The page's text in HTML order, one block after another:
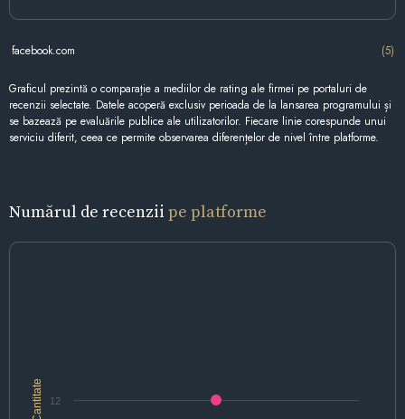
facebook.com (5)
Graficul prezintă o comparație a mediilor de rating ale firmei pe portaluri de
recenzii selectate. Datele acoperă exclusiv perioada de la lansarea programului și
se bazează pe evaluările publice ale utilizatorilor. Fiecare linie corespunde unui
serviciu diferit, ceea ce permite observarea diferențelor de nivel între platforme.
Numărul de recenzii pe platforme
Cantitate 12